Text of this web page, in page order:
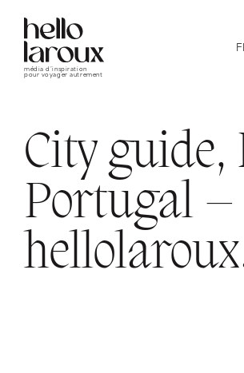
média d’inspiration
pour voyager autrement
City guide,
Portugal –